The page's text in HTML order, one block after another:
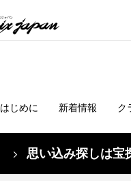
はじめに 新着情報 ク
思い込み探しは宝